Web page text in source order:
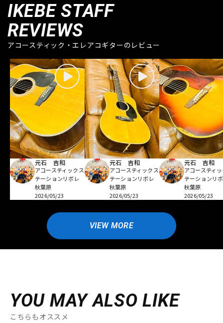
IKEBE STAFF
REVIEWS
アコースティック・エレアコギターのレビュー
元石 吉和
アコースティックス
テーションリボレ
秋葉原
2026/05/23
元石 吉和
アコースティックス
テーションリボレ
秋葉原
2026/05/23
元石 吉和
アコースティ
テーションリ
秋葉原
2026/05/23
VIEW MORE
YOU MAY ALSO LIKE
こちらもオススメ